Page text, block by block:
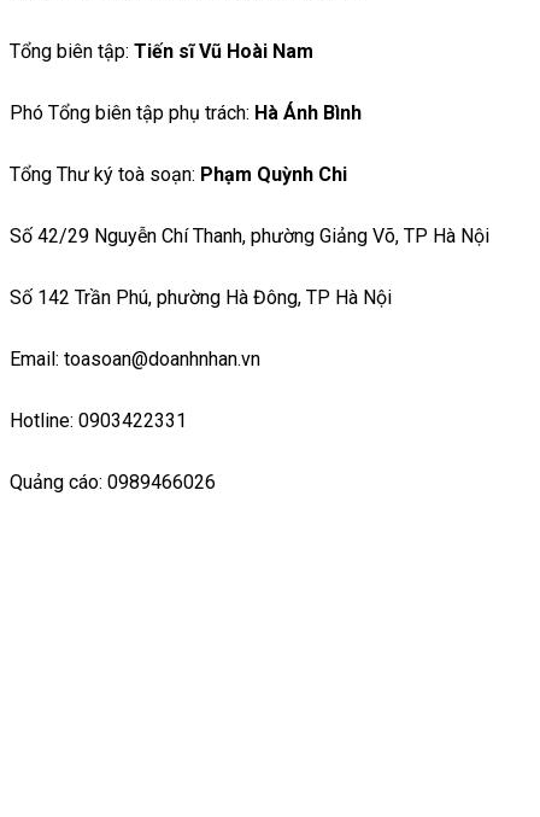
Tổng biên tập: Tiến sĩ Vũ Hoài Nam
Phó Tổng biên tập phụ trách: Hà Ánh Bình
Tổng Thư ký toà soạn: Phạm Quỳnh Chi
Số 42/29 Nguyễn Chí Thanh, phường Giảng Võ, TP Hà Nội
Số 142 Trần Phú, phường Hà Đông, TP Hà Nội
Email: toasoan@doanhnhan.vn
Hotline: 0903422331
Quảng cáo: 0989466026